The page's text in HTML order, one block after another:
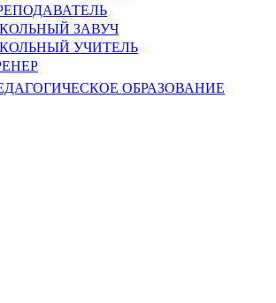
ЗАВУЧ
УЧИТЕЛЬ
ОБРАЗОВАНИЕ